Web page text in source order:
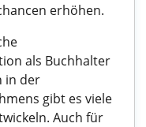
erhöhen.
als Buchhalter
in der
gibt es viele
Auch für